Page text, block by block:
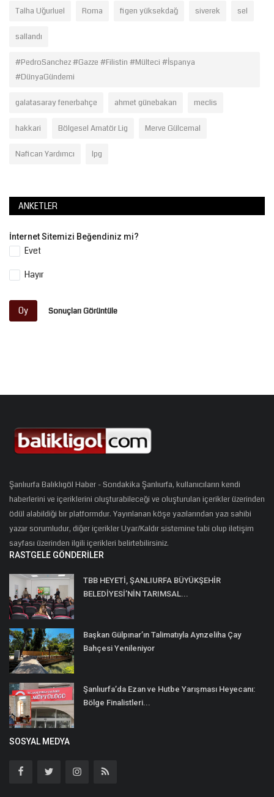
Talha Uğurluel Roma figen yüksekdağ siverek sel
sallandı
#PedroSanchez #Gazze #Filistin #Mülteci #İspanya
#DünyaGündemi
galatasaray fenerbahçe ahmet günebakan meclis
hakkari Bölgesel Amatör Lig Merve Gülcemal
Nafican Yardımcı lpg
ANKETLER
İnternet Sitemizi Beğendiniz mi?
Evet
Hayır
Oy Sonuçları Görüntüle
Şanlıurfa Balıklıgöl Haber - Sondakika Şanlıurfa, kullanıcıların kendi
haberlerini ve içeriklerini oluşturabileceği ve oluşturulan içerikler üzerinden
ödül alabildiği bir platformdur. Yayınlanan köşe yazılarından yazı sahibi
yazar sorumludur, diğer içerikler Uyar/Kaldır sistemine tabi olup iletişim
sayfası üzerinden ilgili içerikleri belirtebilirsiniz.
RASTGELE GÖNDERILER
TBB HEYETİ, ŞANLIURFA BÜYÜKŞEHİR
BELEDİYESİ’NİN TARIMSAL...
Başkan Gülpınar’ın Talimatıyla Aynzeliha Çay
Bahçesi Yenileniyor
Şanlıurfa’da Ezan ve Hutbe Yarışması Heyecanı:
Bölge Finalistleri...
SOSYAL MEDYA